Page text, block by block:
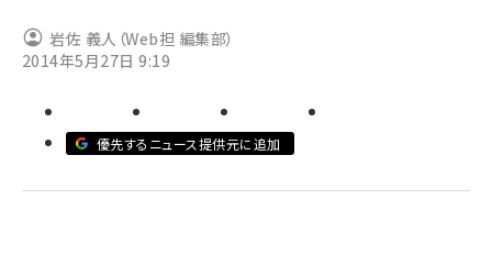
セミナー (2308)
meo (1277)
岩佐 義人（Web担 編集部）
2014年5月27日 9:19
優先するニュース提供元に追加